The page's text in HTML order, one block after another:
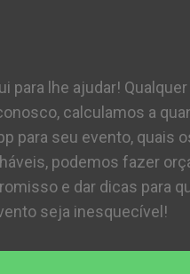
para lhe ajudar!
calculamos a
para seu evento, quais
podemos fazer
e dar dicas para
seja inesquecível!